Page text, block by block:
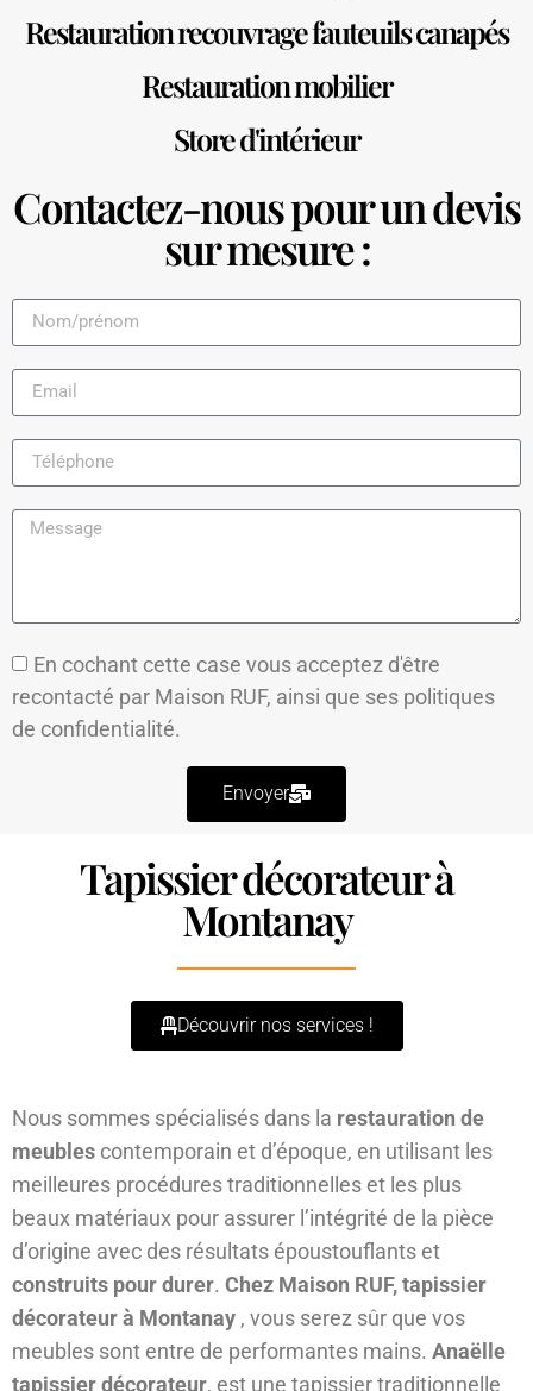
Restauration recouvrage fauteuils canapés
Restauration mobilier
Store d'intérieur
Contactez-nous pour un devis
sur mesure :
En cochant cette case vous acceptez d'être
recontacté par Maison RUF, ainsi que ses politiques
de confidentialité.
Envoyer
Tapissier décorateur à
Montanay
Découvrir nos services !
Nous sommes spécialisés dans la restauration de
meubles contemporain et d’époque, en utilisant les
meilleures procédures traditionnelles et les plus
beaux matériaux pour assurer l’intégrité de la pièce
d’origine avec des résultats époustouflants et
construits pour durer. Chez Maison RUF, tapissier
décorateur à Montanay , vous serez sûr que vos
meubles sont entre de performantes mains. Anaëlle
tapissier décorateur, est une tapissier traditionnelle